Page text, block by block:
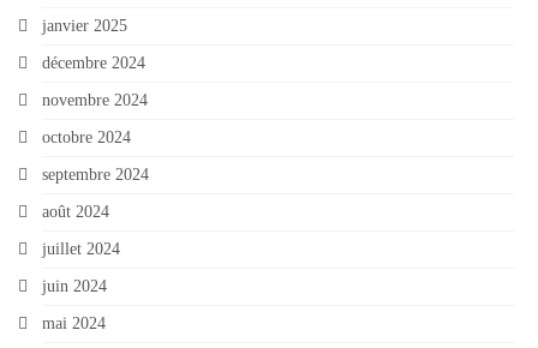
janvier 2025
décembre 2024
novembre 2024
octobre 2024
septembre 2024
août 2024
juillet 2024
juin 2024
mai 2024